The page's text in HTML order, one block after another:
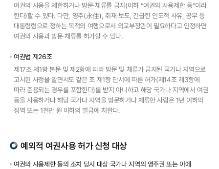
여권의 사용을 제한하거나 방문·체류를 금지(이하 “여권의 사용제한 등”이라
한다)할 수 있다. 다만, 영주(永住), 취재·보도, 긴급한 인도적 사유, 공무 등
대통령령으로 정하는 목적의 여행으로서 외교부장관이 필요하다고 인정하면
여권의 사용과 방문·체류를 허가할 수 있다.
여권법 제26조
제17조 제1항 본문 및 제2항에 따라 방문 및 체류가 금지된 국가나 지역으로
고시된 사정을 알면서도 같은 조 제1항 단서에 따른 허가(제14조 제3항에
따라 준용되는 경우를 포함한다)를 받지 아니하고 해당 국가나 지역에서 여권
등을 사용하거나 해당 국가나 지역을 방문하거나 체류한 사람은 1년 이하의
징역 또는 1천만 원 이하의 벌금에 처한다.
예외적 여권사용 허가 신청 대상
여권의 사용제한 등의 조치 당시 대상 국가나 지역의 영주권 또는 이에